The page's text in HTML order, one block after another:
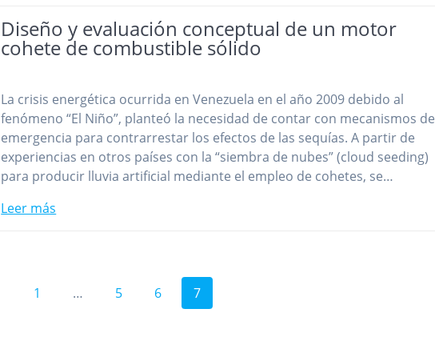
Diseño y evaluación conceptual de un motor
cohete de combustible sólido
La crisis energética ocurrida en Venezuela en el año 2009 debido al
fenómeno “El Niño”, planteó la necesidad de contar con mecanismos de
emergencia para contrarrestar los efectos de las sequías. A partir de
experiencias en otros países con la “siembra de nubes” (cloud seeding)
para producir lluvia artificial mediante el empleo de cohetes, se…
Leer más
Página
1 … Página
5 Página
6 Página
7